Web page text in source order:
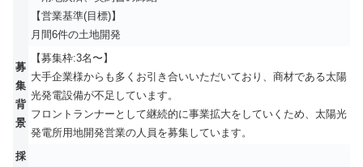
【営業基準(目標)】
月間6件の土地開発
募
集
背
景
【募集枠:3名〜】
大手企業様からも多くお引き合いいただいており、商材である太陽
光発電設備が不足しています。
フロントランナーとして継続的に事業拡大をしていくため、太陽光
発電所用地開発営業の人員を募集しています。
採